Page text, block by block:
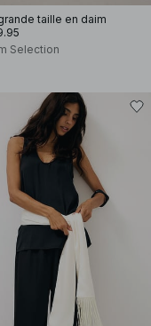
taille en daim
Selection